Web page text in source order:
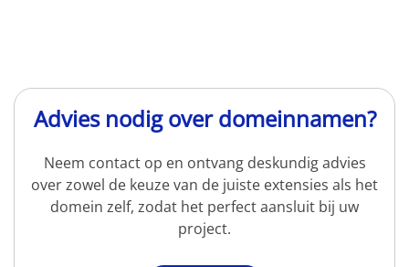
Advies nodig over domeinnamen?
Neem contact op en ontvang deskundig advies
over zowel de keuze van de juiste extensies als het
domein zelf, zodat het perfect aansluit bij uw
project.